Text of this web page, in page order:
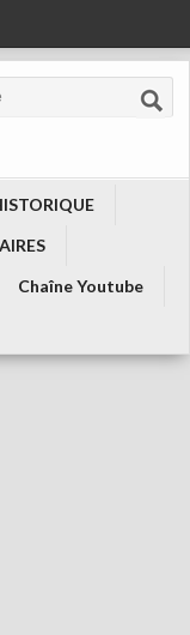
Chaîne Youtube